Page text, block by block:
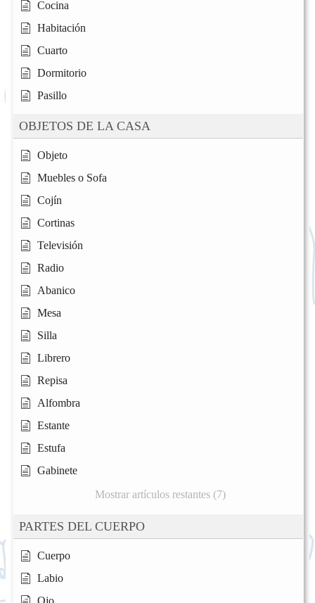
Cocina
Habitación
Cuarto
Dormitorio
Pasillo
OBJETOS DE LA CASA
Objeto
Muebles o Sofa
Cojín
Cortinas
Televisión
Radio
Abanico
Mesa
Silla
Librero
Repisa
Alfombra
Estante
Estufa
Gabinete
Mostrar artículos restantes (7)
PARTES DEL CUERPO
Cuerpo
Labio